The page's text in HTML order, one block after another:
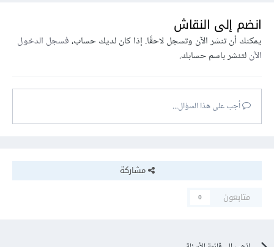
انضم إلى النقاش
يمكنك أن تنشر الآن وتسجل لاحقًا. إذا كان لديك حساب،فسجل الدخول
الآنلتنشر باسم حسابك.
أجب على هذا السؤال...
مشاركة
متابعون
0